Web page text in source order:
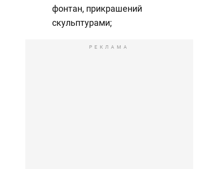
фонтан, прикрашений
скульптурами;
РЕКЛАМА